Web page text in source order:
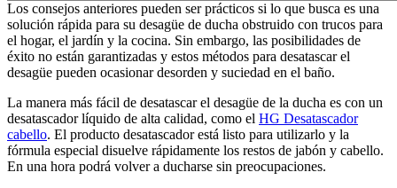
Los consejos anteriores pueden ser prácticos si lo que busca es una
solución rápida para su desagüe de ducha obstruido con trucos para
el hogar, el jardín y la cocina. Sin embargo, las posibilidades de
éxito no están garantizadas y estos métodos para desatascar el
desagüe pueden ocasionar desorden y suciedad en el baño.
La manera más fácil de desatascar el desagüe de la ducha es con un
desatascador líquido de alta calidad, como el HG Desatascador
cabello. El producto desatascador está listo para utilizarlo y la
fórmula especial disuelve rápidamente los restos de jabón y cabello.
En una hora podrá volver a ducharse sin preocupaciones.